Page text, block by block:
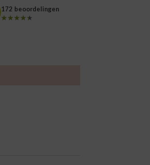
172 beoordelingen
★★★★★
★★★★★